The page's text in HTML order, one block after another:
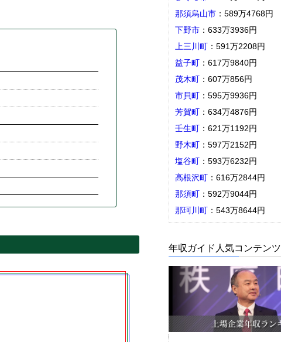
那須烏山市 ：589万4768円
下野市 ：633万3936円
上三川町 ：591万2208円
益子町 ：617万9840円
茂木町 ：607万856円
市貝町 ：595万9936円
芳賀町 ：634万4876円
壬生町 ：621万1192円
野木町 ：597万2152円
塩谷町 ：593万6232円
高根沢町 ：616万2844円
那須町 ：592万9044円
那珂川町 ：543万8644円
年収ガイド人気コンテンツ